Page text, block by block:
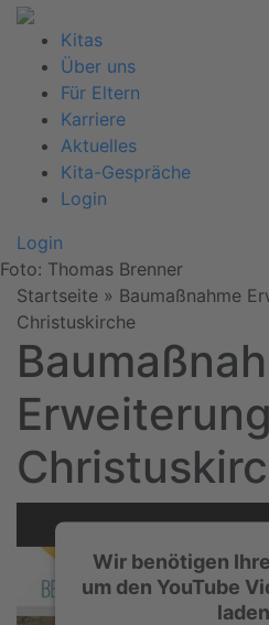
Kitas
Über uns
Für Eltern
Karriere
Aktuelles
Kita-Gespräche
Login
Login
Foto: Thomas Brenner
Startseite » Baumaßnahme
Christuskirche
Wir benötigen
um den YouTube